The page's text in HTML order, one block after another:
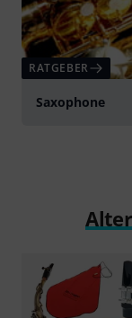
RATGEBER
Saxophone